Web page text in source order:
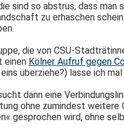
sind so abstrus, dass
zu erhaschen
die von CSU-
einen Kölner Aufruf gegen
überziehe?) lasse ich
dann eine
ohne zumindest weitere
gesprochen wird, ohne